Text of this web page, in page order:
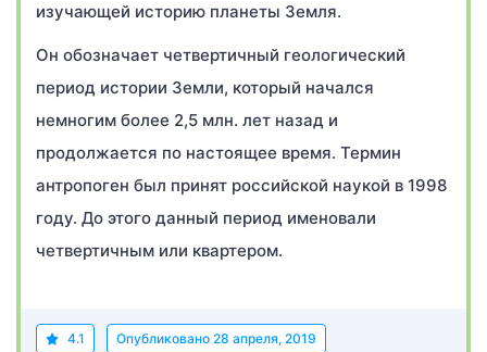
изучающей историю планеты Земля.
Он обозначает четвертичный геологический
период истории Земли, который начался
немногим более 2,5 млн. лет назад и
продолжается по настоящее время. Термин
антропоген был принят российской наукой в 1998
году. До этого данный период именовали
четвертичным или квартером.
4.1 Опубликовано 28 апреля, 2019